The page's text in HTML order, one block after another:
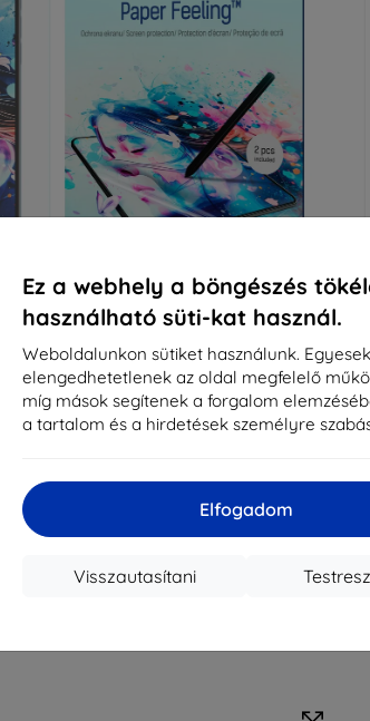
Ez a webhely a böngészés
használható süti-kat használ.
Weboldalunkon sütiket használunk. Egyesek
elengedhetetlenek az oldal megfelelő
míg mások segítenek a forgalom
a tartalom és a hirdetések személyre
Elfogadom
Visszautasítani